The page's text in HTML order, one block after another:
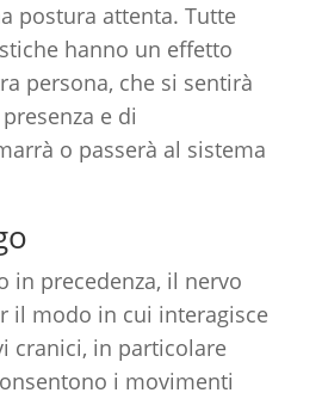
postura attenta. Tutte
hanno un effetto
persona, che si sentirà
e di
o passerà al sistema
in precedenza, il nervo
il modo in cui interagisce
cranici, in particolare
i movimenti